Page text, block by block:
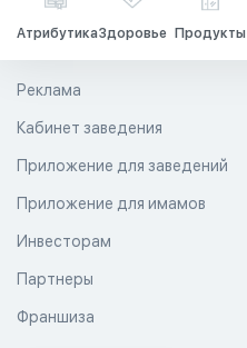
АтрибутикаЗдоровье Продукты
Реклама
Кабинет заведения
Приложение для заведений
Приложение для имамов
Инвесторам
Партнеры
Франшиза